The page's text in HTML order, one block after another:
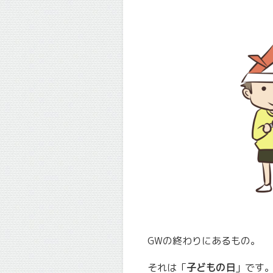
GWの終わりにあるもの。
それは「子どもの日 」です